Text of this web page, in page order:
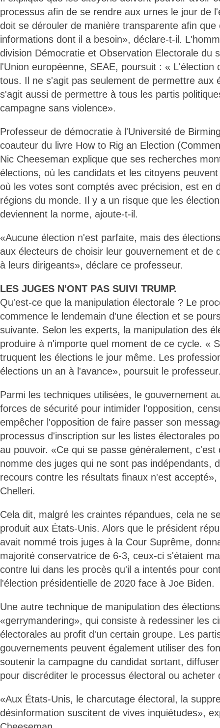
processus afin de se rendre aux urnes le jour de
doit se dérouler de manière transparente afin que
informations dont il a besoin», déclare-t-il.
division Démocratie et Observation Electorale du
l'Union européenne, SEAE, poursuit : « L'élection
tous. Il ne s'agit pas seulement de permettre aux
s'agit aussi de permettre à tous les partis
campagne sans violence».
Professeur de démocratie à l'Université de
coauteur du livre How to Rig an Election
Nic Cheeseman explique que ses recherches
élections, où les candidats et les citoyens
où les votes sont comptés avec précision, est en
régions du monde. Il y a un risque que les
deviennent la norme, ajoute-t-il.
«Aucune élection n'est parfaite, mais des
aux électeurs de choisir leur gouvernement et de
à leurs dirigeants», déclare ce professeur.
LES JUGES N'ONT PAS SUIVI TRUMP.
Qu'est-ce que la manipulation électorale ? Le
commence le lendemain d'une élection et se
suivante. Selon les experts, la manipulation des
produire à n'importe quel moment de ce cycle. «
truquent les élections le jour même. Les
élections un an à l'avance», poursuit le
Parmi les techniques utilisées, le gouvernement
forces de sécurité pour intimider l'opposition,
empêcher l'opposition de faire passer son
processus d'inscription sur les listes électorales
au pouvoir. «Ce qui se passe généralement, c'est
nomme des juges qui ne sont pas indépendants,
recours contre les résultats finaux n'est accepté»,
Chelleri.
Cela dit, malgré les craintes répandues, cela ne
produit aux États-Unis. Alors que le président
avait nommé trois juges à la Cour Suprême,
majorité conservatrice de 6-3, ceux-ci s'étaient
contre lui dans les procès qu'il a intentés pour
l'élection présidentielle de 2020 face à Joe Biden.
Une autre technique de manipulation des
«gerrymandering», qui consiste à redessiner les
électorales au profit d'un certain groupe. Les
gouvernements peuvent également utiliser des
soutenir la campagne du candidat sortant,
pour discréditer le processus électoral ou acheter
«Aux États-Unis, le charcutage électoral, la
désinformation suscitent de vives inquiétudes»,